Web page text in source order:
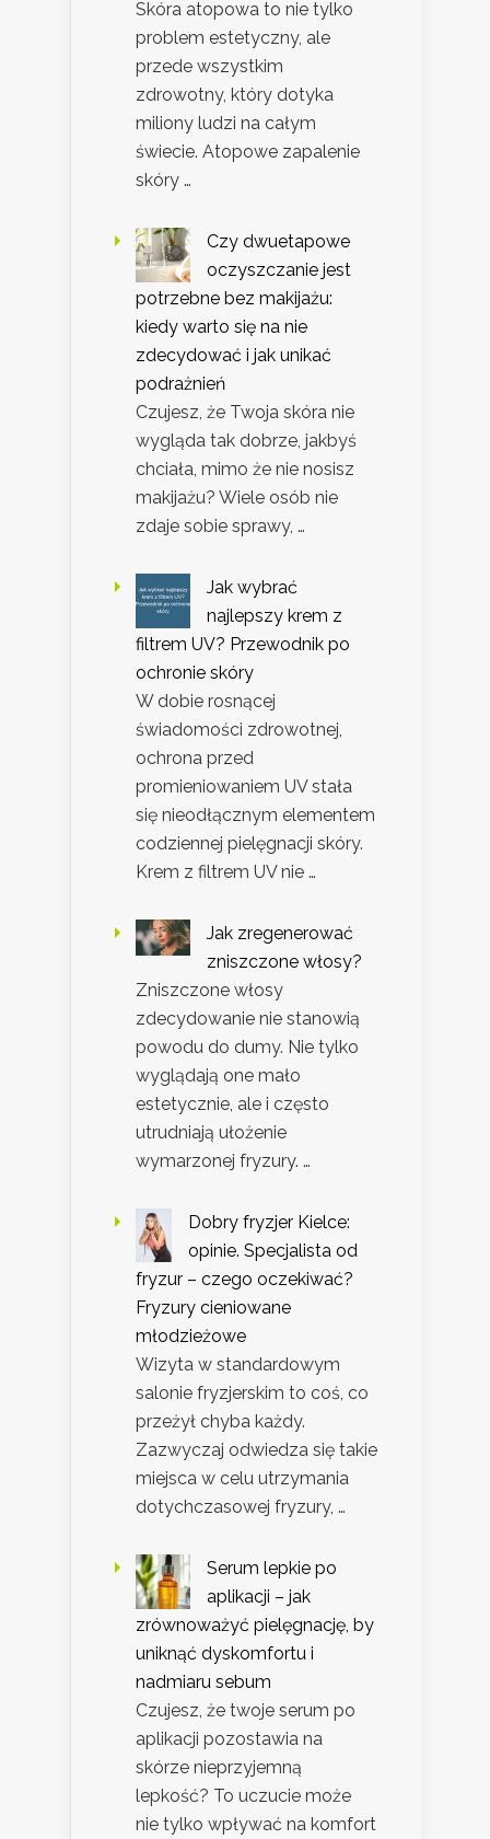
Skóra atopowa to nie tylko
problem estetyczny, ale
przede wszystkim
zdrowotny, który dotyka
miliony ludzi na całym
świecie. Atopowe zapalenie
skóry …
Czy dwuetapowe
oczyszczanie jest
potrzebne bez makijażu:
kiedy warto się na nie
zdecydować i jak unikać
podrażnień
Czujesz, że Twoja skóra nie
wygląda tak dobrze, jakbyś
chciała, mimo że nie nosisz
makijażu? Wiele osób nie
zdaje sobie sprawy, …
Jak wybrać
najlepszy krem z
filtrem UV? Przewodnik po
ochronie skóry
W dobie rosnącej
świadomości zdrowotnej,
ochrona przed
promieniowaniem UV stała
się nieodłącznym elementem
codziennej pielęgnacji skóry.
Krem z filtrem UV nie …
Jak zregenerować
zniszczone włosy?
Zniszczone włosy
zdecydowanie nie stanowią
powodu do dumy. Nie tylko
wyglądają one mało
estetycznie, ale i często
utrudniają ułożenie
wymarzonej fryzury. …
Dobry fryzjer Kielce:
opinie. Specjalista od
fryzur – czego oczekiwać?
Fryzury cieniowane
młodzieżowe
Wizyta w standardowym
salonie fryzjerskim to coś, co
przeżył chyba każdy.
Zazwyczaj odwiedza się takie
miejsca w celu utrzymania
dotychczasowej fryzury, …
Serum lepkie po
aplikacji – jak
zrównoważyć pielęgnację, by
uniknąć dyskomfortu i
nadmiaru sebum
Czujesz, że twoje serum po
aplikacji pozostawia na
skórze nieprzyjemną
lepkość? To uczucie może
nie tylko wpływać na komfort